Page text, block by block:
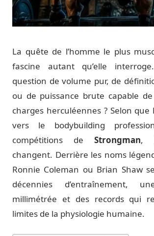
La quête de l’homme le plus
fascine autant qu’elle
question de volume pur, de
ou de puissance brute capable
charges herculéennes ? Selon que
vers le bodybuilding
compétitions de Strongman,
changent. Derrière les noms
Ronnie Coleman ou Brian Shaw
décennies d’entraînement,
millimétrée et des records qui
limites de la physiologie humaine.